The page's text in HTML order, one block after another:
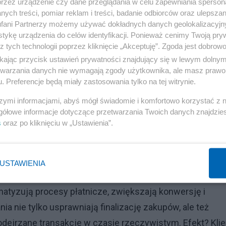
nie tylko po to, aby przyspieszyć zakupy, ale przede
Widzimy, że technologia ta przestaje być domeną
do szerokiego spektrum odbiorców. Niezależnie
doświadczenia – chcą, aby technologia
Country Manager CEE w Adyen.
przychodów w 2025 roku, wskazali inwestycje w
czwarta (28 proc.) planuje inwestować w AI w celu
produktowych.
przyszłości. Coraz więcej firm wdraża
procesy płatnicze, zwiększają konwersję i
nie tylko usprawniają finalizację zakupów, ale też
transakcje w czasie rzeczywistym. Efekt?
treści, pomiar reklam i treści, badanie odbiorców oraz
Partnerzy możemy używać dokładnych danych
urządzenia do celów identyfikacji. Ponieważ cenimy Twoją
tych technologii poprzez kliknięcie „Akceptuję”. Zgoda jest
przycisk ustawień prywatności znajdujący się w lewym
danych nie wymagają zgody użytkownika, ale masz
Preferencje będą miały zastosowania tylko na tej witrynie.
informacjami, abyś mógł świadomie i komfortowo korzystać z
informacje dotyczące przetwarzania Twoich danych
oraz po kliknięciu w „Ustawienia”.
USTAWIENIA